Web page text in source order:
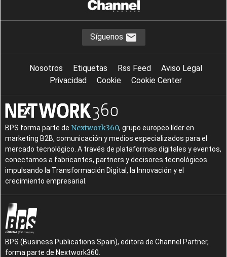
Síguenos
Nosotros Etiquetas Rss Feed
Aviso Legal
Privacidad
Cookie Cookie Center
BPS forma parte de Nextwork360, grupo europeo líder en
marketing B2B, comunicación y medios especializados para el
mercado tecnológico. A través de plataformas digitales y eventos,
conectamos a fabricantes, partners y decisores tecnológicos
impulsando la Transformación Digital, la Innovación y el
crecimiento empresarial.
BPS (Business Publications Spain), editora de Channel Partner,
forma parte de Nextwork360.